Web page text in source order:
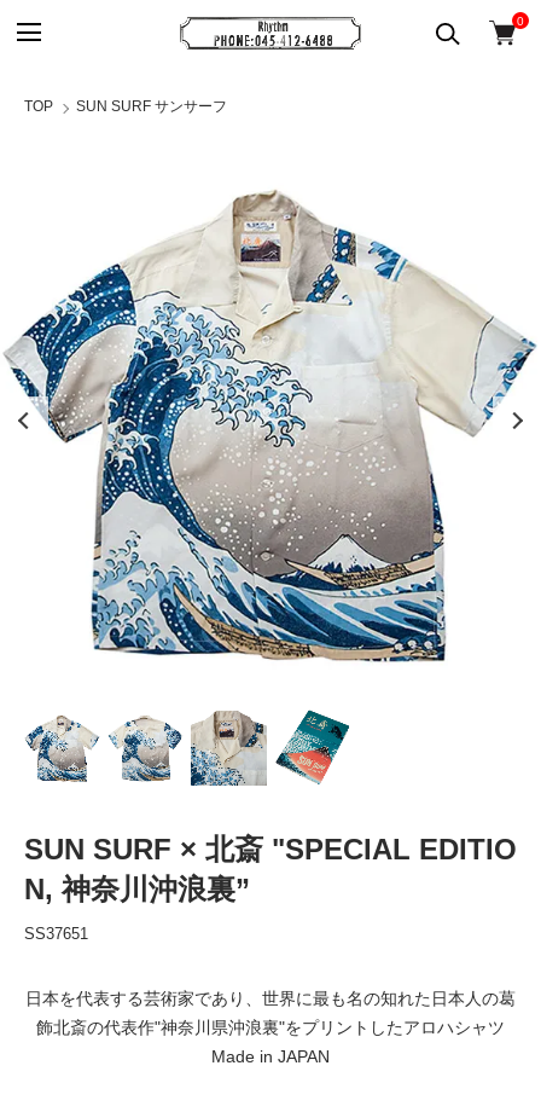
0
TOP SUN SURF サンサーフ
SUN SURF × 北斎 "SPECIAL EDITIO
N, 神奈川沖浪裏”
SS37651
日本を代表する芸術家であり、世界に最も名の知れた日本人の葛
飾北斎の代表作"神奈川県沖浪裏"をプリントしたアロハシャツ
Made in JAPAN